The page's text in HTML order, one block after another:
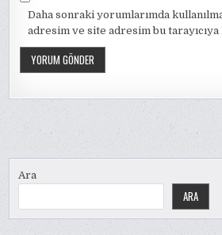
Daha sonraki yorumlarımda
adresim ve site adresim bu
Ara
ARA